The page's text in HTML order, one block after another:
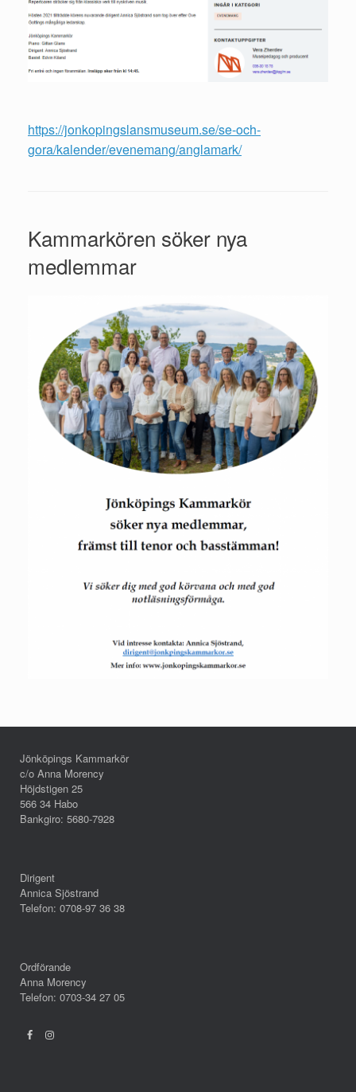
https://jonkopingslansmuseum.se/se-och-
gora/kalender/evenemang/anglamark/
Kammarkören söker nya
medlemmar
Jönköpings Kammarkör
c/o Anna Morency
Höjdstigen 25
566 34 Habo
Bankgiro: 5680-7928
Dirigent
Annica Sjöstrand
Telefon: 0708-97 36 38
Ordförande
Anna Morency
Telefon: 0703-34 27 05